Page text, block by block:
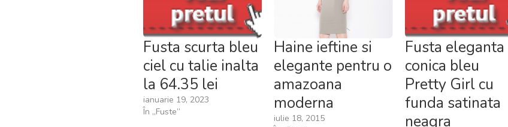
Fusta scurta bleu
ciel cu talie inalta
la 64.35 lei
ianuarie 19, 2023
În „Fuste”
Haine ieftine si
elegante pentru o
amazoana
moderna
iulie 18, 2015
Fusta eleganta
conica bleu
Pretty Girl cu
funda satinata
neagra